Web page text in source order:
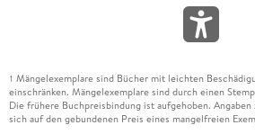
1 Mängelexemplare sind Bücher mit leichten
einschränken. Mängelexemplare sind durch einen
Die frühere Buchpreisbindung ist aufgehoben. Angaben
sich auf den gebundenen Preis eines mangelfreien